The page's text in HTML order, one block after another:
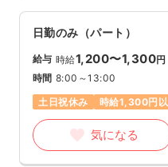
日勤のみ（パート）
給与 時給1,200〜1,300円
時間 8:00～13:00
土日祝休み
時給1,300円
気になる